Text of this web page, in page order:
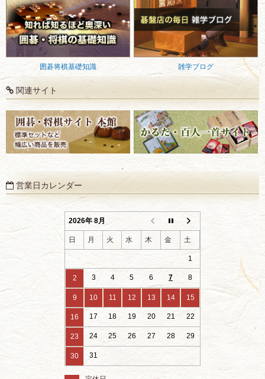
囲碁将棋基礎知識 雑学ブログ
関連サイト
営業日カレンダー
2026年 8月
日 月 火 水 木 金 土
1
2 3 4 5 6 7 8
9 10 11 12 13 14 15
16 17 18 19 20 21 22
23 24 25 26 27 28 29
30 31